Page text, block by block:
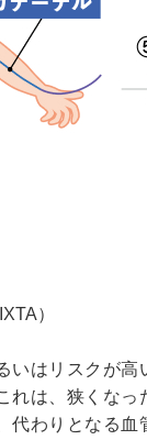
）
いはリスクが
れは、狭くな
代わりとなる